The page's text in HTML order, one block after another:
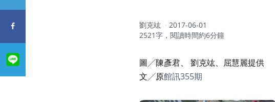
作
者：
劉克竑
2017-06-01
2521字，閱讀時間約6分鐘
圖╱陳彥君、 劉克竑、屈慧麗提供
文╱原館訊355期